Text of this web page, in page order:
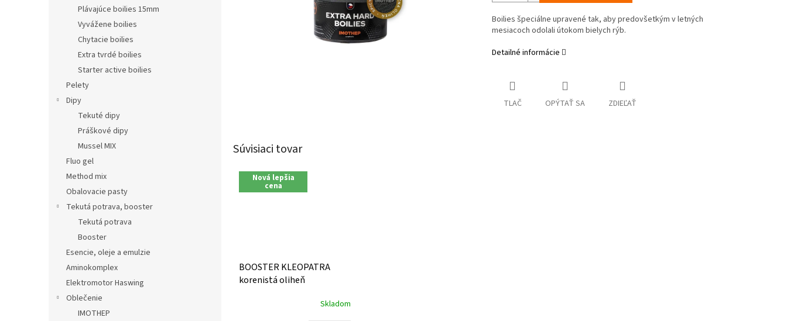
Plávajúce boilies 15mm
Vyvážene boilies
Chytacie boilies
Extra tvrdé boilies
Starter active boilies
Pelety
Dipy
Tekuté dipy
Práškové dipy
Mussel MIX
Fluo gel
Method mix
Obalovacie pasty
Tekutá potrava, booster
Tekutá potrava
Booster
Esencie, oleje a emulzie
Aminokomplex
Elektromotor Haswing
Oblečenie
IMOTHEP
Boilies špeciálne upravené tak, aby predovšetkým v letných
mesiacoch odolali útokom bielych rýb.
Detailné informácie
TLAČ OPÝTAŤ SA ZDIEĽAŤ
Súvisiaci tovar
Nová lepšia
cena
BOOSTER KLEOPATRA
korenistá oliheň
Skladom